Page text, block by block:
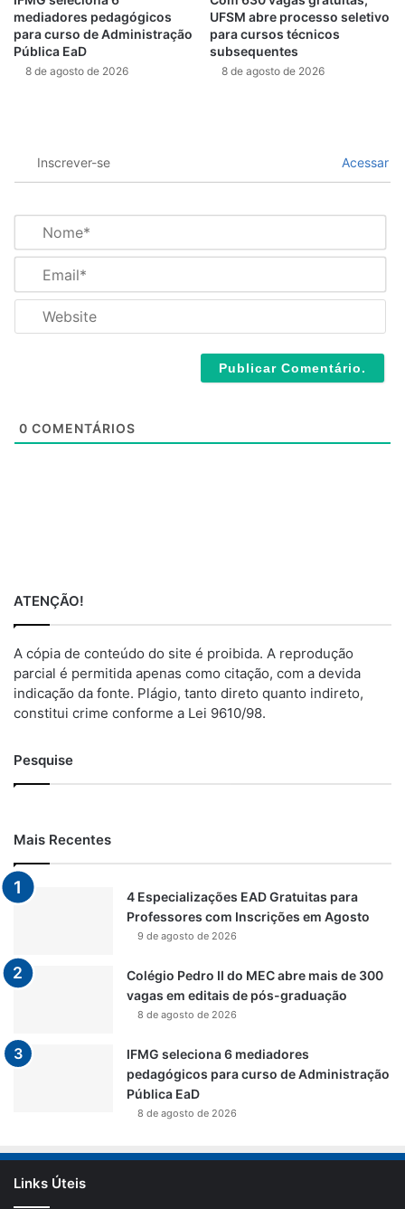
mediadores pedagógicos
para curso de Administração
Pública EaD
8 de agosto de 2026
UFSM abre processo seletivo
para cursos técnicos
subsequentes
8 de agosto de 2026
Inscrever-se Acessar
m
*a
l
0 COMENTÁRIOS
ATENÇÃO!
A cópia de conteúdo do site é proibida. A reprodução
parcial é permitida apenas como citação, com a devida
indicação da fonte. Plágio, tanto direto quanto indireto,
constitui crime conforme a Lei 9610/98.
Pesquise
Mais Recentes
4 Especializações EAD Gratuitas para
Professores com Inscrições em Agosto
9 de agosto de 2026
Colégio Pedro II do MEC abre mais de 300
vagas em editais de pós-graduação
8 de agosto de 2026
IFMG seleciona 6 mediadores
pedagógicos para curso de Administração
Pública EaD
8 de agosto de 2026
Links Úteis